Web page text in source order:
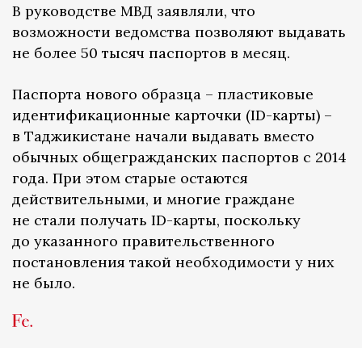
В руководстве МВД заявляли, что
возможности ведомства позволяют выдавать
не более 50 тысяч паспортов в месяц.
Паспорта нового образца – пластиковые
идентификационные карточки (ID-карты) –
в Таджикистане начали выдавать вместо
обычных общегражданских паспортов с 2014
года. При этом старые остаются
действительными, и многие граждане
не стали получать ID-карты, поскольку
до указанного правительственного
постановления такой необходимости у них
не было.